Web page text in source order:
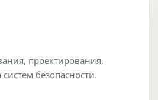
проектирования,
безопасности.